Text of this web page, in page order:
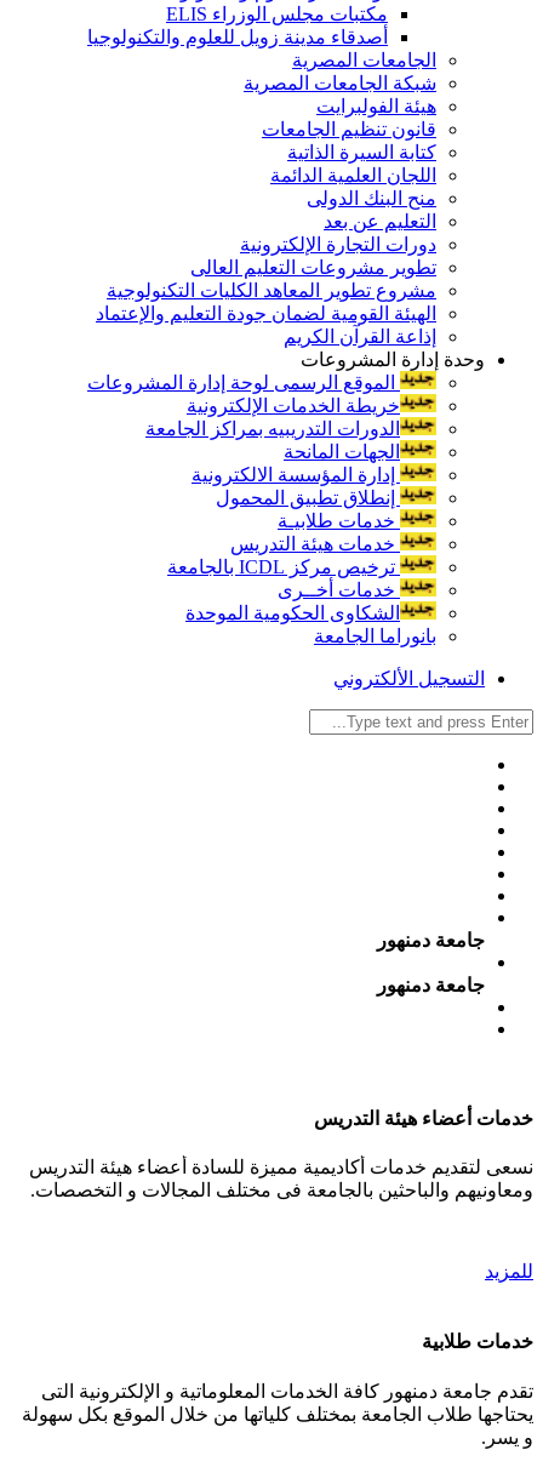
مكتبات مجلس الوزراء ELIS
أصدقاء مدينة زويل للعلوم والتكنولوجيا
الجامعات المصرية
شبكة الجامعات المصرية
هيئة الفولبرايت
قانون تنظيم الجامعات
كتابة السيرة الذاتية
اللجان العلمية الدائمة
منح البنك الدولى
التعليم عن بعد
دورات التجارة الإلكترونية
تطوير مشروعات التعليم العالى
مشروع تطوير المعاهد الكليات التكنولوجية
الهيئة القومية لضمان جودة التعليم والإعتماد
إذاعة القرآن الكريم
وحدة إدارة المشروعات
الموقع الرسمى لوحة إدارة المشروعات
خريطة الخدمات الإلكترونية
الدورات التدريبيه بمراكز الجامعة
الجهات المانحة
إدارة المؤسسة الالكترونية
إنطلاق تطبيق المحمول
خدمات طلابيـة
خدمات هيئة التدريس
ترخيص مركز ICDL بالجامعة
خدمات أخــرى
الشكاوى الحكومية الموحدة
بانوراما الجامعة
التسجيل الألكتروني
جامعة دمنهور
جامعة دمنهور
خدمات أعضاء هيئة التدريس
نسعى لتقديم خدمات أكاديمية مميزة للسادة أعضاء هيئة التدريس
ومعاونيهم والباحثين بالجامعة فى مختلف المجالات و التخصصات.
للمزيد
خدمات طلابية
تقدم جامعة دمنهور كافة الخدمات المعلوماتية و الإلكترونية التى
يحتاجها طلاب الجامعة بمختلف كلياتها من خلال الموقع بكل سهولة
و يسر.